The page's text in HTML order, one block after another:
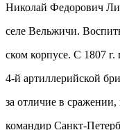
Николай Федорович
селе Вельжичи.
ском корпусе. С 1807
4-й артиллерийской
за отличие в
командир Санкт-